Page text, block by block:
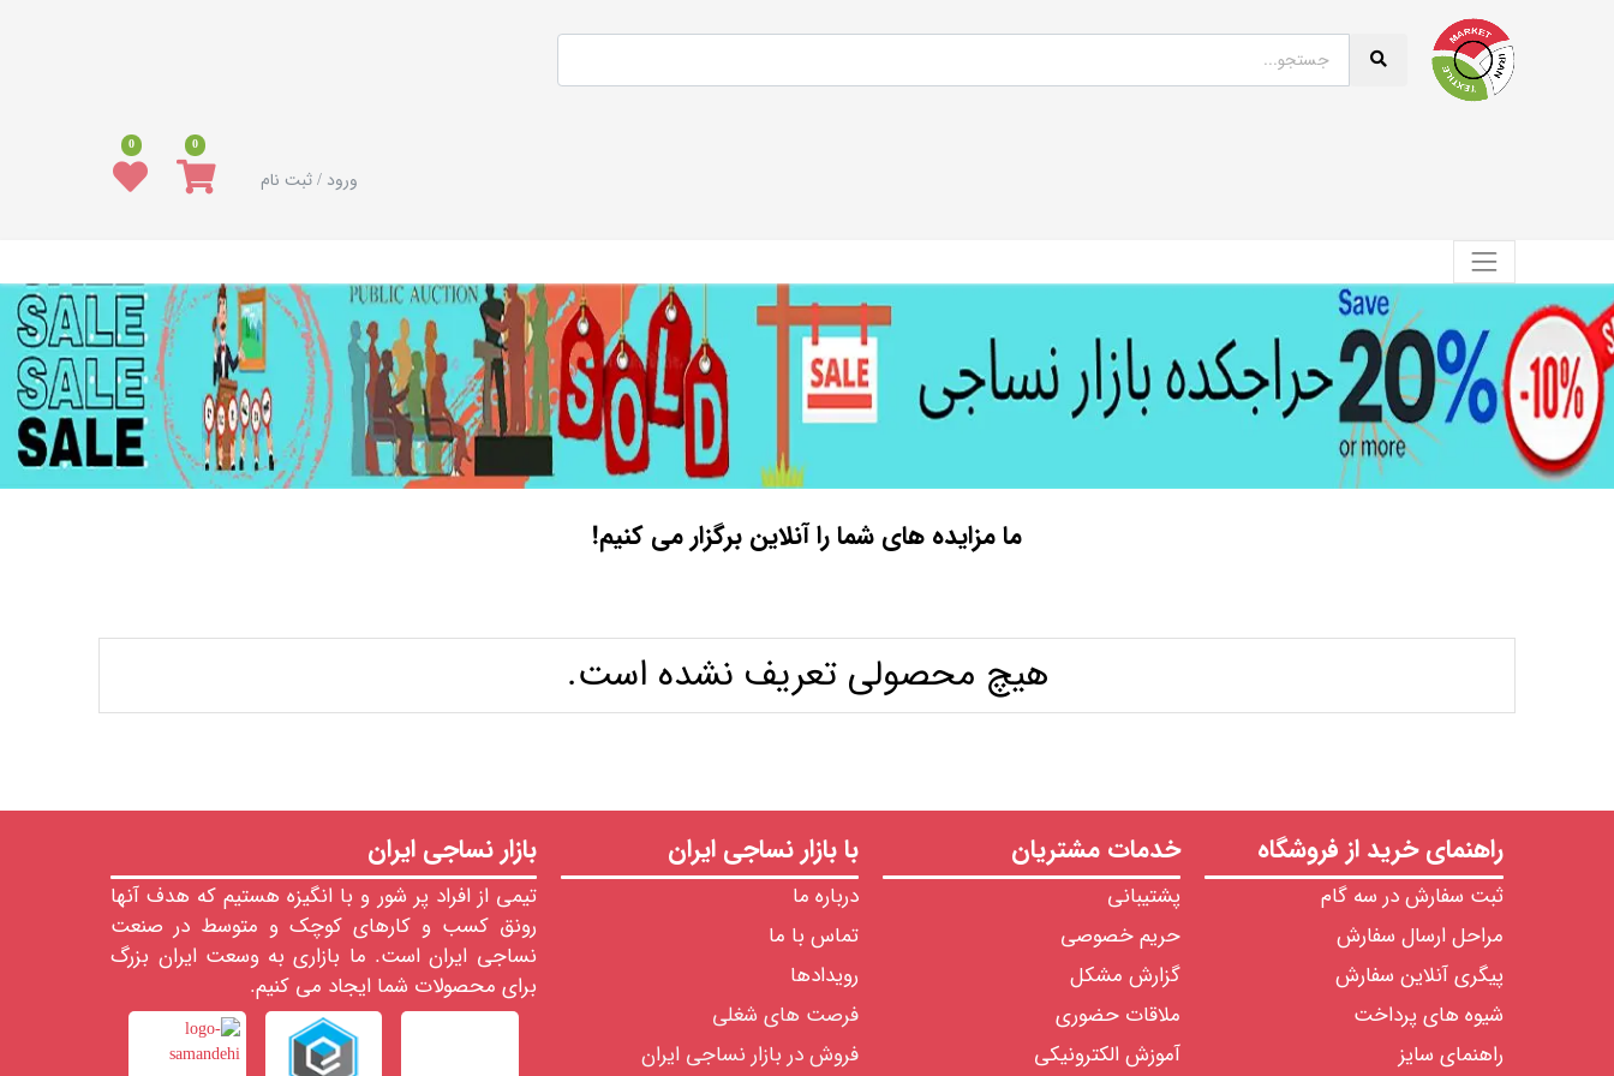
ورود / ثبت نام
0
0
ما مزایده های شما را آنلاین برگزار می کنیم!
هیچ محصولی تعریف نشده است.
راهنمای خرید از فروشگاه
ثبت سفارش در سه گام
مراحل ارسال سفارش
پیگری آنلاین سفارش
شیوه های پرداخت
راهنمای سایز
خدمات مشتریان
پشتیبانی
حریم خصوصی
گزارش مشکل
ملاقات حضوری
آموزش الکترونیکی
با بازار نساجی ایران
درباره ما
تماس با ما
رویدادها
فرصت های شغلی
فروش در بازار نساجی ایران
بازار نساجی ایران
تیمی از افراد پر شور و با انگیزه هستیم که هدف آنها
رونق کسب و کارهای کوچک و متوسط در صنعت
نساجی ایران است. ما بازاری به وسعت ایران بزرگ
برای محصولات شما ایجاد می کنیم.